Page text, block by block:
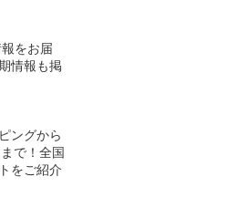
をお届
情報も掲
ングから
で！全国
をご紹介